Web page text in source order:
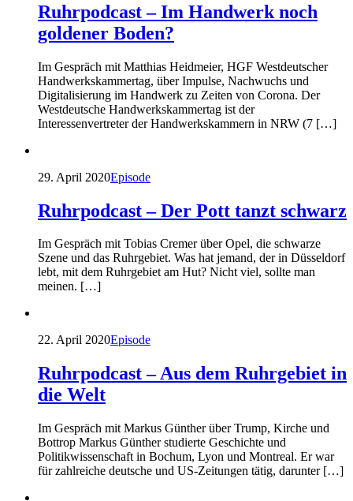
Ruhrpodcast – Im Handwerk noch
goldener Boden?
Im Gespräch mit Matthias Heidmeier, HGF Westdeutscher
Handwerkskammertag, über Impulse, Nachwuchs und
Digitalisierung im Handwerk zu Zeiten von Corona. Der
Westdeutsche Handwerkskammertag ist der
Interessenvertreter der Handwerkskammern in NRW (7 […]
29. April 2020Episode
Ruhrpodcast – Der Pott tanzt schwarz
Im Gespräch mit Tobias Cremer über Opel, die schwarze
Szene und das Ruhrgebiet. Was hat jemand, der in Düsseldorf
lebt, mit dem Ruhrgebiet am Hut? Nicht viel, sollte man
meinen. […]
22. April 2020Episode
Ruhrpodcast – Aus dem Ruhrgebiet in
die Welt
Im Gespräch mit Markus Günther über Trump, Kirche und
Bottrop Markus Günther studierte Geschichte und
Politikwissenschaft in Bochum, Lyon und Montreal. Er war
für zahlreiche deutsche und US-Zeitungen tätig, darunter […]